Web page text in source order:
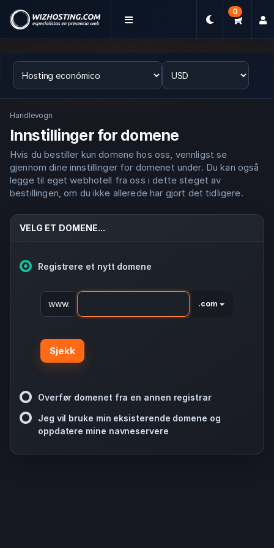
0
Handlevogn
Innstillinger for domene
Hvis du bestiller kun domene hos oss, vennligst se
gjennom dine innstillinger for domenet under. Du kan også
legge til eget webhotell fra oss i dette steget av
bestillingen, om du ikke allerede har gjort det tidligere.
VELG ET DOMENE...
Registrere et nytt domene
www. .com
Sjekk
Overfør domenet fra en annen registrar
Jeg vil bruke min eksisterende domene og
oppdatere mine navneservere